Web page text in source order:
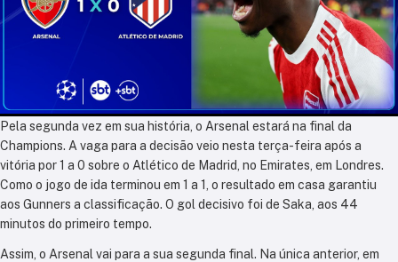
Pela segunda vez em sua história, o Arsenal estará na final da
Champions. A vaga para a decisão veio nesta terça-feira após a
vitória por 1 a 0 sobre o Atlético de Madrid, no Emirates, em Londres.
Como o jogo de ida terminou em 1 a 1, o resultado em casa garantiu
aos Gunners a classificação. O gol decisivo foi de Saka, aos 44
minutos do primeiro tempo.
Assim, o Arsenal vai para a sua segunda final. Na única anterior, em